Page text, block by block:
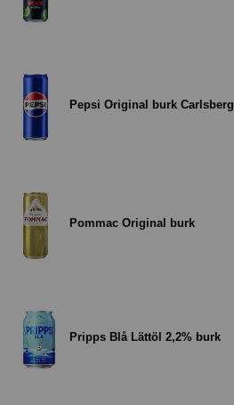
Pepsi Original burk Carlsberg
Pommac Original burk
Pripps Blå Lättöl 2,2% burk